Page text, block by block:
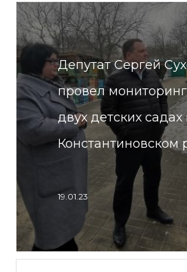
Депутат Сергей
провел
двух детских садах
Константиновском
19.01.23